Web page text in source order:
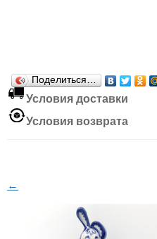
Поделиться…
Условия доставки
Условия возврата
←